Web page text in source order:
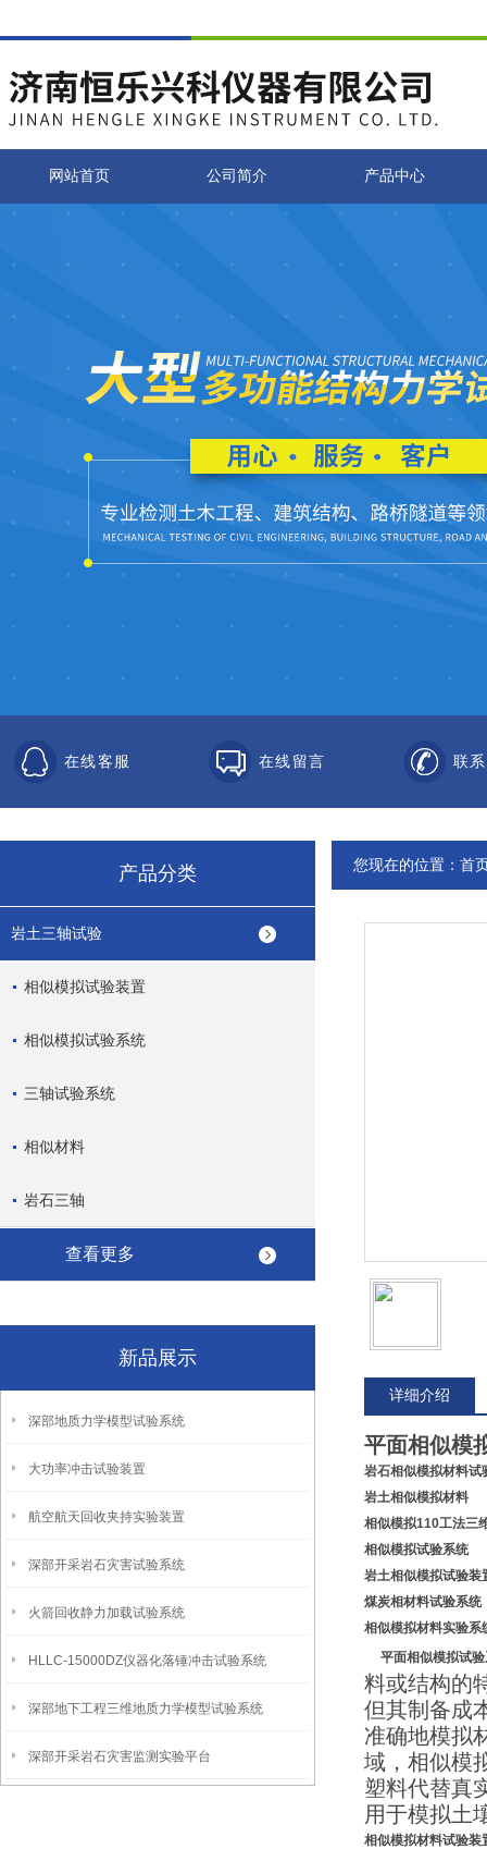
网站首页 公司简介 产品中心
在线客服 在线留言 联
产品分类
岩土三轴试验
相似模拟试验装置
相似模拟试验系统
三轴试验系统
相似材料
岩石三轴
查看更多
新品展示
深部地质力学模型试验系统
大功率冲击试验装置
航空航天回收夹持实验装置
深部开采岩石灾害试验系统
火箭回收静力加载试验系统
HLLC-15000DZ仪器化落锤冲击试验系统
深部地下工程三维地质力学模型试验系统
深部开采岩石灾害监测实验平台
您现在的位置： 首
详细介绍
平面相似模
岩石相似模拟材料试
岩土相似模拟材料
相似模拟110工法三
相似模拟试验系统
岩土相似模拟试验装
煤炭相材料试验系统
相似模拟材料实验系
平面相似模拟试
料或结构的
但其制备成
准确地模拟
域，相似模
塑料代替真
用于模拟土
相似模拟材料试验装